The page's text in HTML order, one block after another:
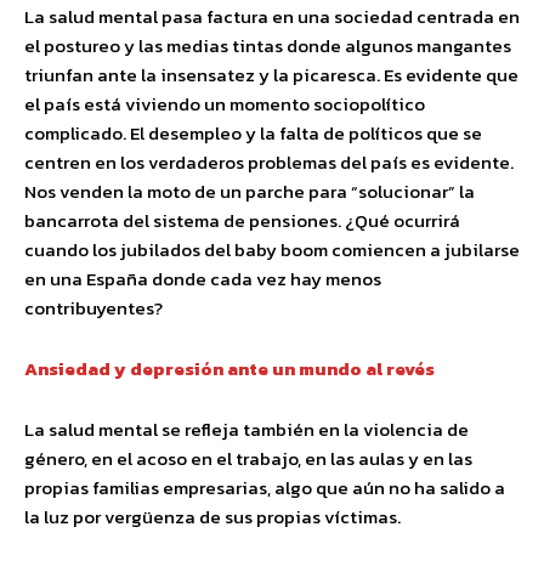
La salud mental pasa factura en una sociedad centrada en
el postureo y las medias tintas donde algunos mangantes
triunfan ante la insensatez y la picaresca. Es evidente que
el país está viviendo un momento sociopolítico
complicado. El desempleo y la falta de políticos que se
centren en los verdaderos problemas del país es evidente.
Nos venden la moto de un parche para “solucionar” la
bancarrota del sistema de pensiones. ¿Qué ocurrirá
cuando los jubilados del baby boom comiencen a jubilarse
en una España donde cada vez hay menos
contribuyentes?
Ansiedad y depresión ante un mundo al revés
La salud mental se refleja también en la violencia de
género, en el acoso en el trabajo, en las aulas y en las
propias familias empresarias, algo que aún no ha salido a
la luz por vergüenza de sus propias víctimas.